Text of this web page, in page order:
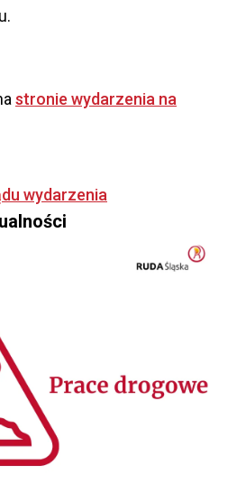
stronie wydarzenia na
wydarzenia